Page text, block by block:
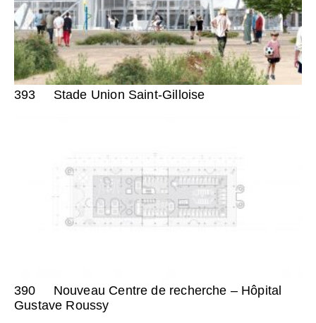
393 Stade Union Saint-Gilloise
390
Nouveau Centre de recherche – Hôpital
Gustave Roussy